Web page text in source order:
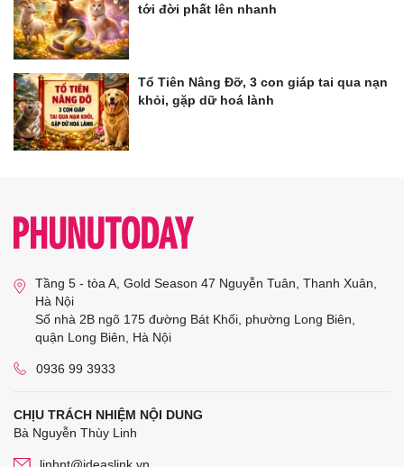
tới đời phất lên nhanh
Tổ Tiên Nâng Đỡ, 3 con giáp tai qua nạn
khỏi, gặp dữ hoá lành
Tầng 5 - tòa A, Gold Season 47 Nguyễn Tuân, Thanh Xuân,
Hà Nội
Số nhà 2B ngõ 175 đường Bát Khối, phường Long Biên,
quận Long Biên, Hà Nội
0936 99 3933
CHỊU TRÁCH NHIỆM NỘI DUNG
Bà Nguyễn Thùy Linh